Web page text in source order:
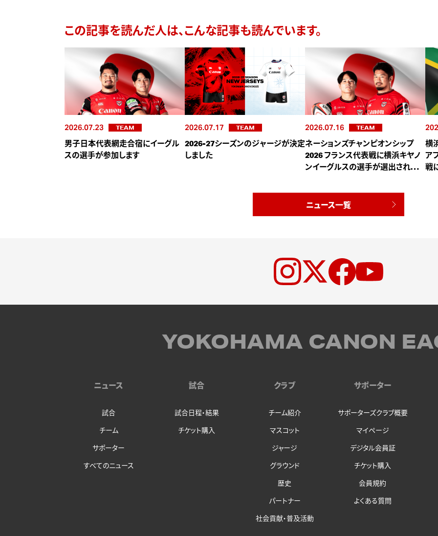
この記事を読んだ人は、こんな記事も読んでいます。
2026.07.23 TEAM
男子日本代表網走合宿にイーグル
スの選手が参加します
2026.07.17 TEAM
2026-27シーズンのジャージが決定
しました
2026.07.16 TEAM
ネーションズチャンピオンシップ
2026 フランス代表戦に横浜キヤノ
ンイーグルスの選手が選出されまし
横
ア
戦
ニュース一覧
YOKOHAMA CANON
ニュース
試合
チーム
サポーター
すべてのニュース
試合
試合日程・結果
チケット購入
クラブ
チーム紹介
マスコット
ジャージ
グラウンド
歴史
パートナー
社会貢献・普及活動
サポーター
サポーターズクラブ概要
マイページ
デジタル会員証
チケット購入
会員規約
よくある質問